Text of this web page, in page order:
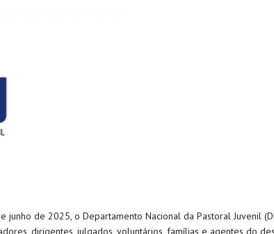
de 2025, o Departamento Nacional da Pastoral Juvenil
dirigentes, julgados, voluntários, famílias e agentes do